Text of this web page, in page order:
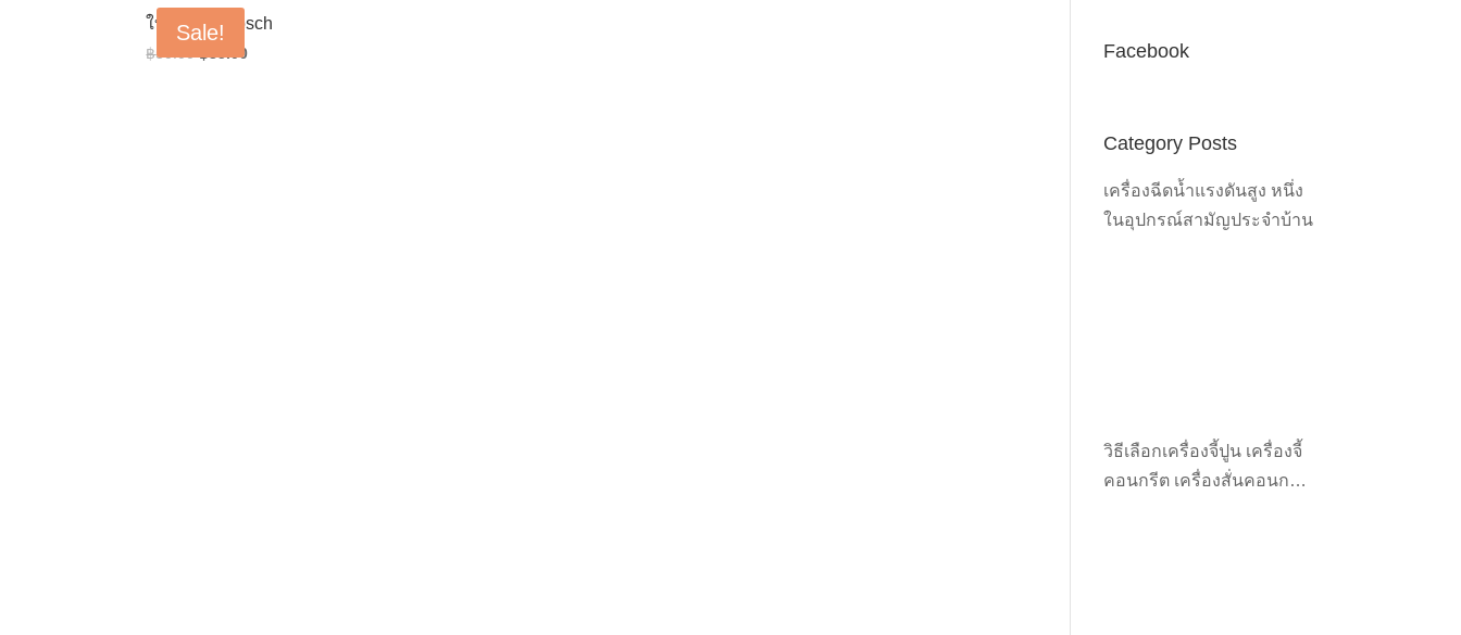
Sale!
ใบเจียร 4” Bosch
฿50.00
Original
35.00Current
Facebook
Category Posts
เครื่องฉีดน้ำแรงดันสูง หนึ่ง
ในอุปกรณ์สามัญประจำบ้าน
วิธีเลือกเครื่องจี้ปูน เครื่องจี้
คอนกรีต เครื่องสั่นคอนกรีต